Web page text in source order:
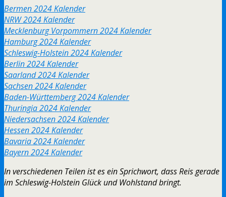
Bermen 2024 Kalender
NRW 2024 Kalender
Mecklenburg Vorpommern 2024 Kalender
Hamburg 2024 Kalender
Schleswig-Holstein 2024 Kalender
Berlin 2024 Kalender
Saarland 2024 Kalender
Sachsen 2024 Kalender
Baden-Württemberg 2024 Kalender
Thuringia 2024 Kalender
Niedersachsen 2024 Kalender
Hessen 2024 Kalender
Bavaria 2024 Kalender
Bayern 2024 Kalender
In verschiedenen Teilen ist es ein Sprichwort, dass Reis gerade
im Schleswig-Holstein Glück und Wohlstand bringt.